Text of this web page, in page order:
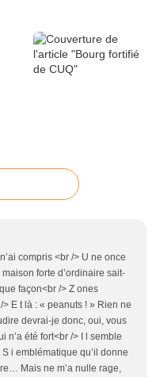
compris <br /> U ne once
forte d’ordinaire sait-
façon<br /> Z ones
E t là : « peanuts ! » Rien ne
devrai-je donc, oui, vous
n’a été fort<br /> I l semble
i emblématique qu’il donne
Mais ne m’a nulle rage,